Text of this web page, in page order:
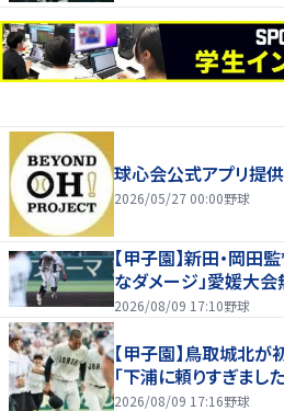
球心会公式アプリ提供
2026/05/27 00:00野球
【甲子園】新田・岡
なダメージ」愛媛大
2026/08/09 17:10野球
【甲子園】鳥取城北
「下浦に頼りすぎまし
2026/08/09 17:16野球